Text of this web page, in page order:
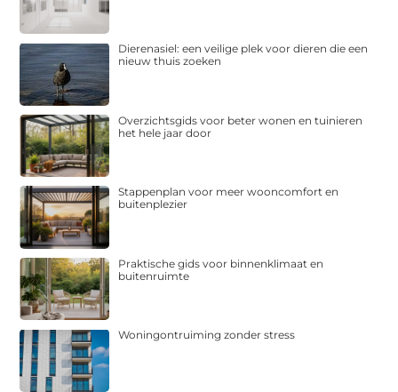
Dierenasiel: een veilige plek voor dieren die een
nieuw thuis zoeken
Overzichtsgids voor beter wonen en tuinieren
het hele jaar door
Stappenplan voor meer wooncomfort en
buitenplezier
Praktische gids voor binnenklimaat en
buitenruimte
Woningontruiming zonder stress